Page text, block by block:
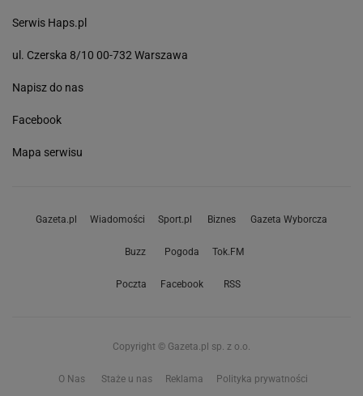
Serwis Haps.pl
ul. Czerska 8/10 00-732 Warszawa
Napisz do nas
Facebook
Mapa serwisu
Gazeta.pl Wiadomości Sport.pl Biznes Gazeta Wyborcza
Buzz Pogoda Tok.FM
Poczta Facebook RSS
Copyright © Gazeta.pl sp. z o.o.
O Nas Staże u nas Reklama Polityka prywatności